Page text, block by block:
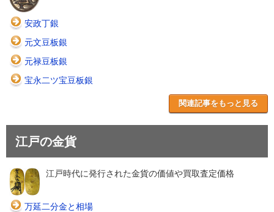
安政丁銀
元文豆板銀
元禄豆板銀
宝永二ツ宝豆板銀
関連記事をもっと見る
江戸の金貨
江戸時代に発行された金貨の価値や買取査定価格
万延二分金と相場